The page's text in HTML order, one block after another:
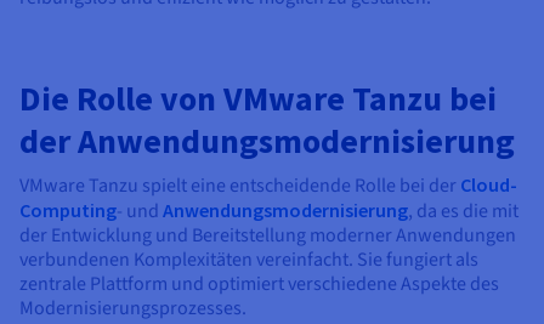
Die Rolle von VMware Tanzu bei
der Anwendungsmodernisierung
VMware Tanzu spielt eine entscheidende Rolle bei der Cloud-
Computing- und Anwendungsmodernisierung, da es die mit
der Entwicklung und Bereitstellung moderner Anwendungen
verbundenen Komplexitäten vereinfacht. Sie fungiert als
zentrale Plattform und optimiert verschiedene Aspekte des
Modernisierungsprozesses.